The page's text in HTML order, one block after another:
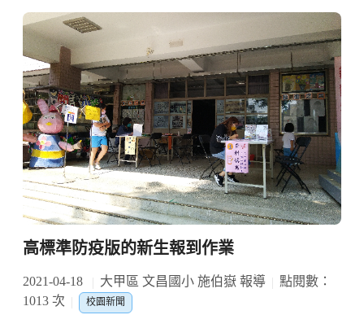
高標準防疫版的新生報到作業
2021-04-18 大甲區 文昌國小 施伯嶽 報導
點閱數：
1013 次
校園新聞